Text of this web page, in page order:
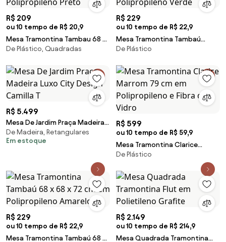
R$ 209
ou 10 tempo de R$ 20,9
Mesa Tramontina Tambau 68 x
68 x 72 cm em Polipropileno
De Plástico, Quadradas
R$ 229
ou 10 tempo de R$ 22,9
Mesa Tramontina Tambaú
68x68x72 cm em Polipropileno
De Plástico
R$ 5.499
Mesa De Jardim Praça Madeira
Luxo City Design Camilla T
De Madeira, Retangulares
Em estoque
R$ 599
ou 10 tempo de R$ 59,9
Mesa Tramontina Clarice
Marrom 79 cm em Polipropileno
De Plástico
R$ 229
ou 10 tempo de R$ 22,9
Mesa Tramontina Tambaú 68 x
R$ 2.149
ou 10 tempo de R$ 214,9
Mesa Quadrada Tramontina